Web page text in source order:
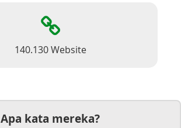
140.130 Website
Apa kata mereka?